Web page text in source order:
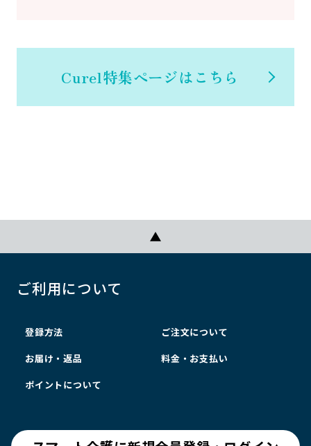
Curel特集ページはこちら
ご利用について
登録方法 ご注文について
お届け・返品 料金・お支払い
ポイントについて